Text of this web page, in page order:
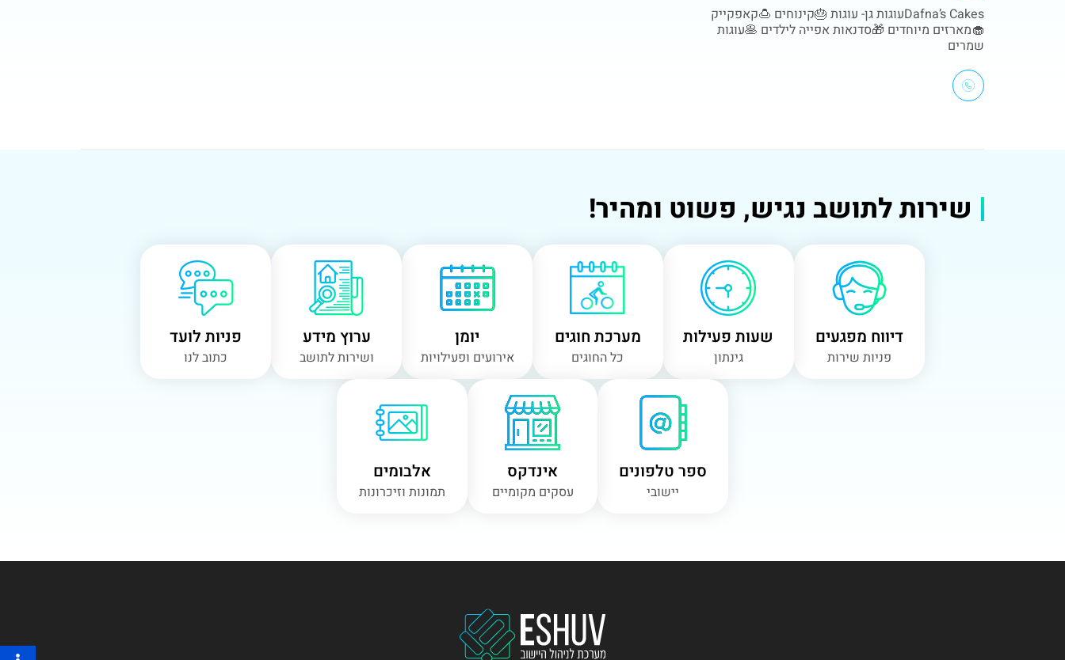
Dafna’s Cakesעוגות גן- עוגות 🎂קינוחים 🍮קאפקייק
🧁מארזים מיוחדים 🎁סדנאות אפייה לילדים 🥞עוגות
שמרים
שירות לתושב נגיש, פשוט ומהיר!
דיווח מפגעים
פניות שירות
שעות פעילות
גינתון
מערכת חוגים
כל החוגים
יומן
אירועים ופעילויות
ערוץ מידע
ושירות לתושב
פניות לועד
כתוב לנו
ספר טלפונים
יישובי
אינדקס
עסקים מקומיים
אלבומים
תמונות וזיכרונות